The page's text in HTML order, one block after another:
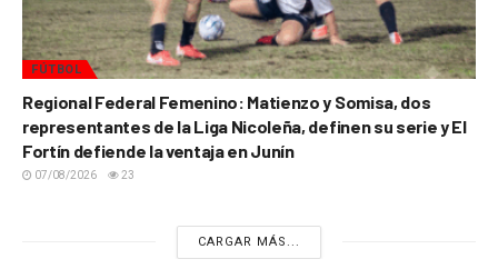
FÚTBOL
Regional Federal Femenino: Matienzo y Somisa, dos
representantes de la Liga Nicoleña, definen su serie y El
Fortín defiende la ventaja en Junín
07/08/2026 23
CARGAR MÁS...